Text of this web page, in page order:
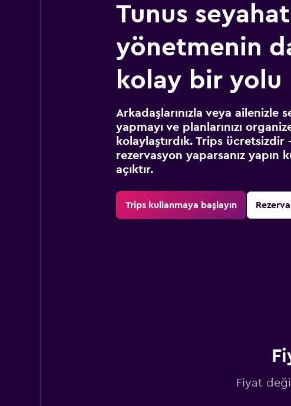
Tunus
yönetmenin
kolay bir yolu
Arkadaşlarınızla veya ailenizle
yapmayı ve planlarınızı
kolaylaştırdık. Trips
rezervasyon yaparsanız yapın
açıktır.
Trips kullanmaya başlayın
Fiyat